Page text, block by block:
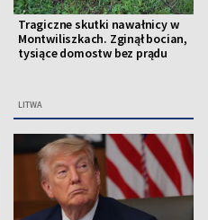
Tragiczne skutki nawałnicy w
Montwiliszkach. Zginął bocian,
tysiące domostw bez prądu
LITWA